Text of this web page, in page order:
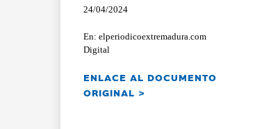
24/04/2024
En: elperiodicoextremadura.com
Digital
ENLACE AL DOCUMENTO
ORIGINAL >